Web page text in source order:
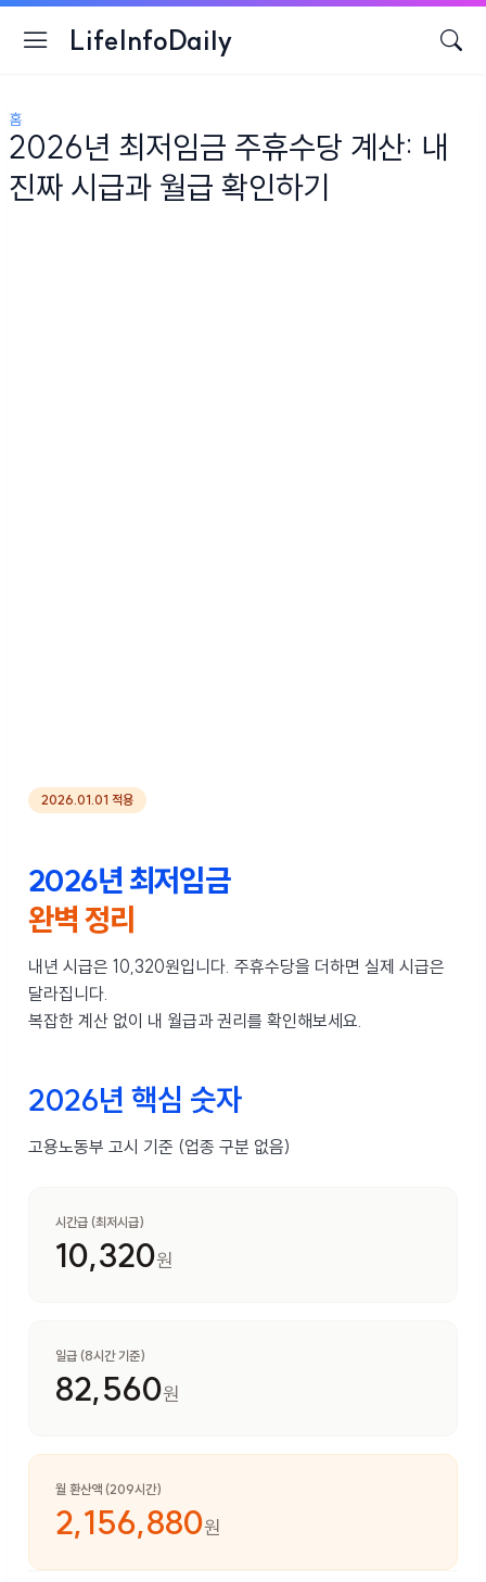
LifeInfoDaily
홈
2026년 최저임금 주휴수당 계산: 내
진짜 시급과 월급 확인하기
2026.01.01 적용
2026년 최저임금
완벽 정리
내년 시급은 10,320원입니다. 주휴수당을 더하면 실제 시급은
달라집니다.
복잡한 계산 없이 내 월급과 권리를 확인해보세요.
2026년 핵심 숫자
고용노동부 고시 기준 (업종 구분 없음)
시간급 (최저시급)
10,320원
일급 (8시간 기준)
82,560원
월 환산액 (209시간)
2,156,880원